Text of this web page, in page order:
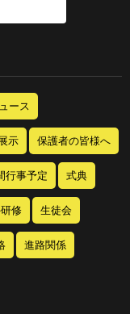
ース
示 保護者の皆様へ
行事予定 式典
修 生徒会
進路関係